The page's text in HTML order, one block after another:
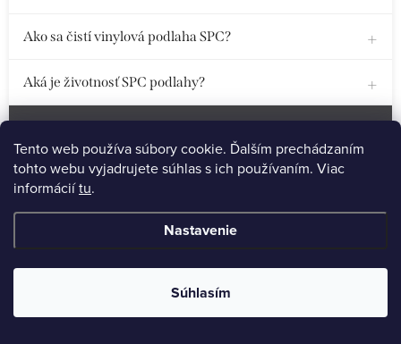
Tento web používa súbory cookie. Ďalším prechádzaním
tohto webu vyjadrujete súhlas s ich používaním. Viac
informáciítu.
Nastavenie
Súhlasím
Ako sa čistí vinylová podlaha SPC?
Aká je životnosť SPC podlahy?
Prečo si vybrať dubové parkety?
Aká je údržba dubových parkiet?
Je možné dubové parkety renovovať?
Sú dubové parkety vhodné na podlahové kúrenie?